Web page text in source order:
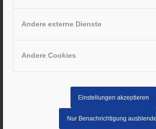
Andere externe Dienste
Andere Cookies
Einstellungen akzeptieren
Nur Benachrichtigung